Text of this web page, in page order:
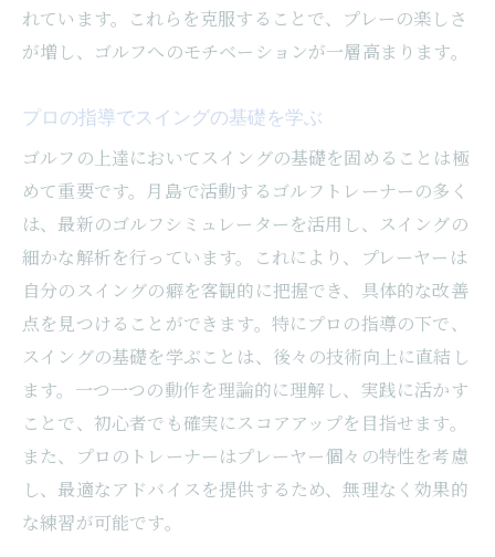
駅近で通いやすいゴルフ施設を探す
ビジネスマン向けの柔軟なレッスン時間
ール
仕事帰りにリフレッシュできるゴルフ環境
ビジネスパートナーと利用可能な施設選び
オンライン予約の活用で効率よく練習
月島のゴルフトレーナーで効率的にスイング改
プロのトレーナーによる個別指導のメリッ
ト
スイング改善に特化した練習法紹介
効率的なスイング改善でスコアアップ
ゴルフトレーナーと目標達成までのプロセ
ス
れています。これらを克服することで、プレーの楽しさ
が増し、ゴルフへのモチベーションが一層高まります。
プロの指導でスイングの基礎を学ぶ
ゴルフの上達においてスイングの基礎を固めることは極
めて重要です。月島で活動するゴルフトレーナーの多く
は、最新のゴルフシミュレーターを活用し、スイングの
細かな解析を行っています。これにより、プレーヤーは
自分のスイングの癖を客観的に把握でき、具体的な改善
点を見つけることができます。特にプロの指導の下で、
スイングの基礎を学ぶことは、後々の技術向上に直結し
ます。一つ一つの動作を理論的に理解し、実践に活かす
ことで、初心者でも確実にスコアアップを目指せます。
また、プロのトレーナーはプレーヤー個々の特性を考慮
し、最適なアドバイスを提供するため、無理なく効果的
な練習が可能です。